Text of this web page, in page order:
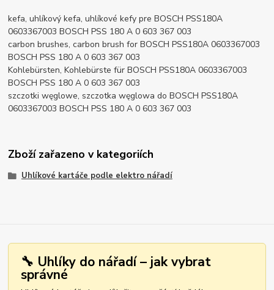
kefa, uhlíkový kefa, uhlíkové kefy pre BOSCH PSS180A
0603367003 BOSCH PSS 180 A 0 603 367 003
carbon brushes, carbon brush for BOSCH PSS180A 0603367003
BOSCH PSS 180 A 0 603 367 003
Kohlebürsten, Kohlebürste für BOSCH PSS180A 0603367003
BOSCH PSS 180 A 0 603 367 003
szczotki węglowe, szczotka węglowa do BOSCH PSS180A
0603367003 BOSCH PSS 180 A 0 603 367 003
Zboží zařazeno v kategoriích
Uhlíkové kartáče podle elektro nářadí
🔧 Uhlíky do nářadí – jak vybrat
správné